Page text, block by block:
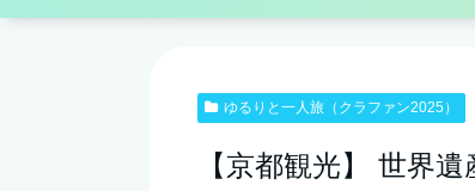
ゆるりと一人旅（クラファン2025）
【京都観光】 世界